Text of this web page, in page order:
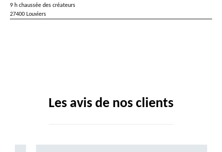
9 h chaussée des créateurs
27400 Louviers
Les avis de nos clients